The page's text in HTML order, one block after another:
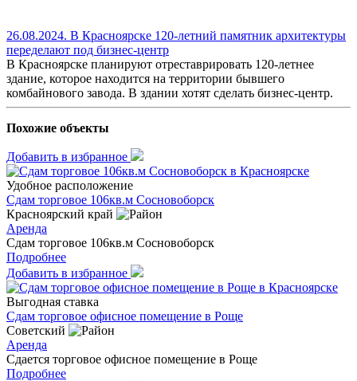
26.08.2024. В Красноярске 120-летний памятник архитектуры
переделают под бизнес-центр
В Красноярске планируют отреставрировать 120-летнее
здание, которое находится на территории бывшего
комбайнового завода. В здании хотят сделать бизнес-центр.
Похожие объекты
Добавить в избранное
Удобное расположение
Сдам торговое 106кв.м Сосновоборск
Красноярский край
Аренда
Сдам торговое 106кв.м Сосновоборск
Подробнее
Добавить в избранное
Выгодная ставка
Сдам торговое офисное помещение в Роще
Советский
Аренда
Сдается торговое офисное помещение в Роще
Подробнее